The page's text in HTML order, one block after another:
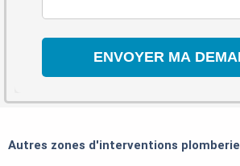
Autres zones d'interventions plomberie